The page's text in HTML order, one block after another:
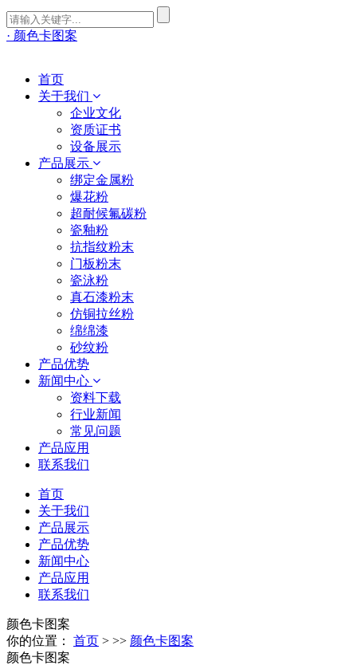
· 颜色卡图案
首页
关于我们
企业文化
资质证书
设备展示
产品展示
绑定金属粉
爆花粉
超耐候氟碳粉
瓷釉粉
抗指纹粉末
门板粉末
瓷泳粉
真石漆粉末
仿铜拉丝粉
绵绵漆
砂纹粉
产品优势
新闻中心
资料下载
行业新闻
常见问题
产品应用
联系我们
首页
关于我们
产品展示
产品优势
新闻中心
产品应用
联系我们
颜色卡图案
你的位置： 首页 > >> 颜色卡图案
颜色卡图案